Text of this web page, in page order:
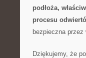
podłoża,
procesu​
bezpieczna przez
Dziękujemy, że